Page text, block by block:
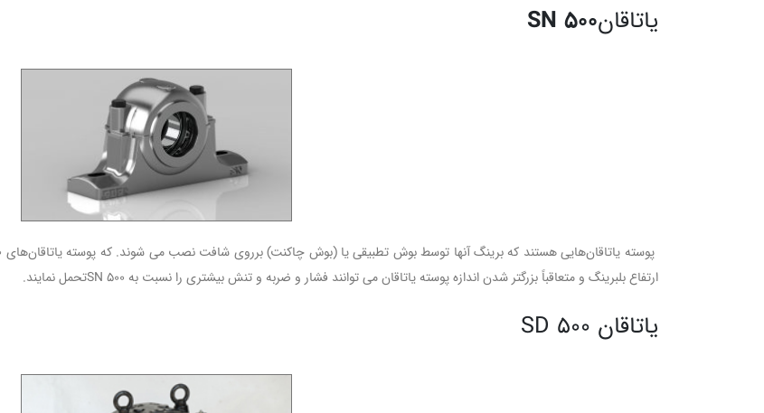
یاتاقانSN 500
ارتفاع بلبرینگ و متعاقباً بزرگتر شدن اندازه پوسته یاتاقان می توانند فشار و ضربه و تنش بیشتری را نسبت به SN 500تحمل نمایند.
یاتاقان SD 500